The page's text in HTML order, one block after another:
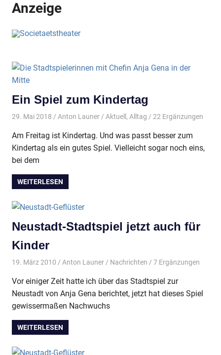
Anzeige
Ein Spiel zum Kindertag
29. Mai 2018 Anton Launer Aktuell , Alltag / 22 Ergänzungen
Am Freitag ist Kindertag. Und was passt besser zum
Kindertag als ein gutes Spiel. Vielleicht sogar noch eins,
bei dem
WEITERLESEN
Neustadt-Stadtspiel jetzt auch für
Kinder
19. März 2010 Anton Launer Nachrichten / 7 Ergänzungen
Vor einiger Zeit hatte ich über das Stadtspiel zur
Neustadt von Anja Gena berichtet, jetzt hat dieses Spiel
gewissermaßen Nachwuchs
WEITERLESEN